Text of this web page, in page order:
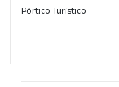
Pórtico Turístico